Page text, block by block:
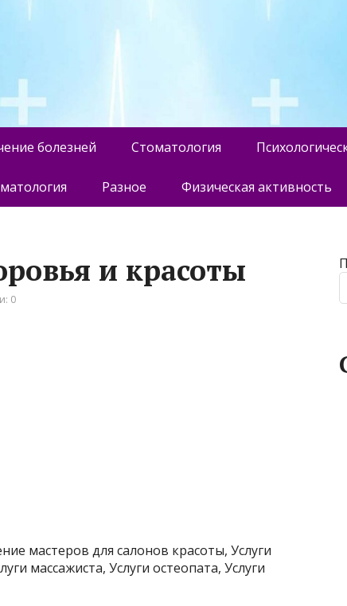
болезней Стоматология
Разное Физическая активность
и красоты
0
мастеров для салонов красоты, Услуги
массажиста, Услуги остеопата, Услуги